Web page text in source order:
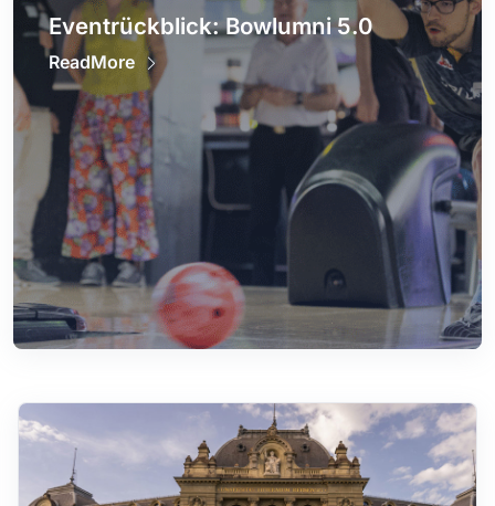
Eventrückblick: Bowlumni 5.0
ReadMore